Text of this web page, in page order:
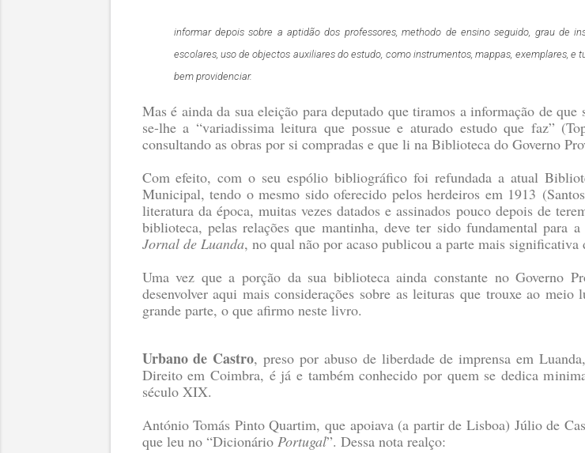
informar depois sobre a aptidão dos professores, methodo de ensino seguido, grau de
escolares, uso de objectos auxiliares do estudo, como instrumentos, mappas, exemplares,
bem providenciar.
Mas é ainda da sua eleição para deputado que tiramos a informação de
se-lhe a “variadissima leitura que possue e aturado estudo que faz”
consultando as obras por si compradas e que li na Biblioteca do Governo
Com efeito, com o seu espólio bibliográfico foi refundada a atual
Municipal, tendo o mesmo sido oferecido pelos herdeiros em 1913
literatura da época, muitas vezes datados e assinados pouco depois de
biblioteca, pelas relações que mantinha, deve ter sido fundamental para
Jornal de Luanda, no qual não por acaso publicou a parte mais significativa
Uma vez que a porção da sua biblioteca ainda constante no Governo
desenvolver aqui mais considerações sobre as leituras que trouxe ao
grande parte, o que afirmo neste livro.
Urbano de Castro, preso por abuso de liberdade de imprensa em
Direito em Coimbra, é já e também conhecido por quem se dedica
século XIX.
António Tomás Pinto Quartim, que apoiava (a partir de Lisboa) Júlio de
que leu no “Dicionário Portugal”. Dessa nota realço: